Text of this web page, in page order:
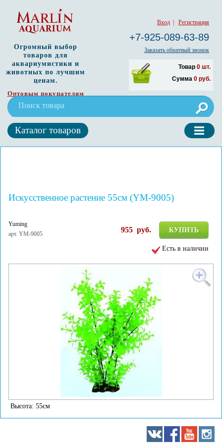
Вход Регистрация
+7-925-089-63-89
Заказать обратный звонок
Товар 0 шт.
Сумма 0 руб.
Огромный выбор
товаров для
аквариумистики и
животных по лучшим
ценам.
Оптовым покупателям
Каталог товаров
Искусственное растение 55см (YM-9005)
Yuming
арт. YM-9005
КУПИТЬ
955 руб.
Есть в наличии
Высота: 55см